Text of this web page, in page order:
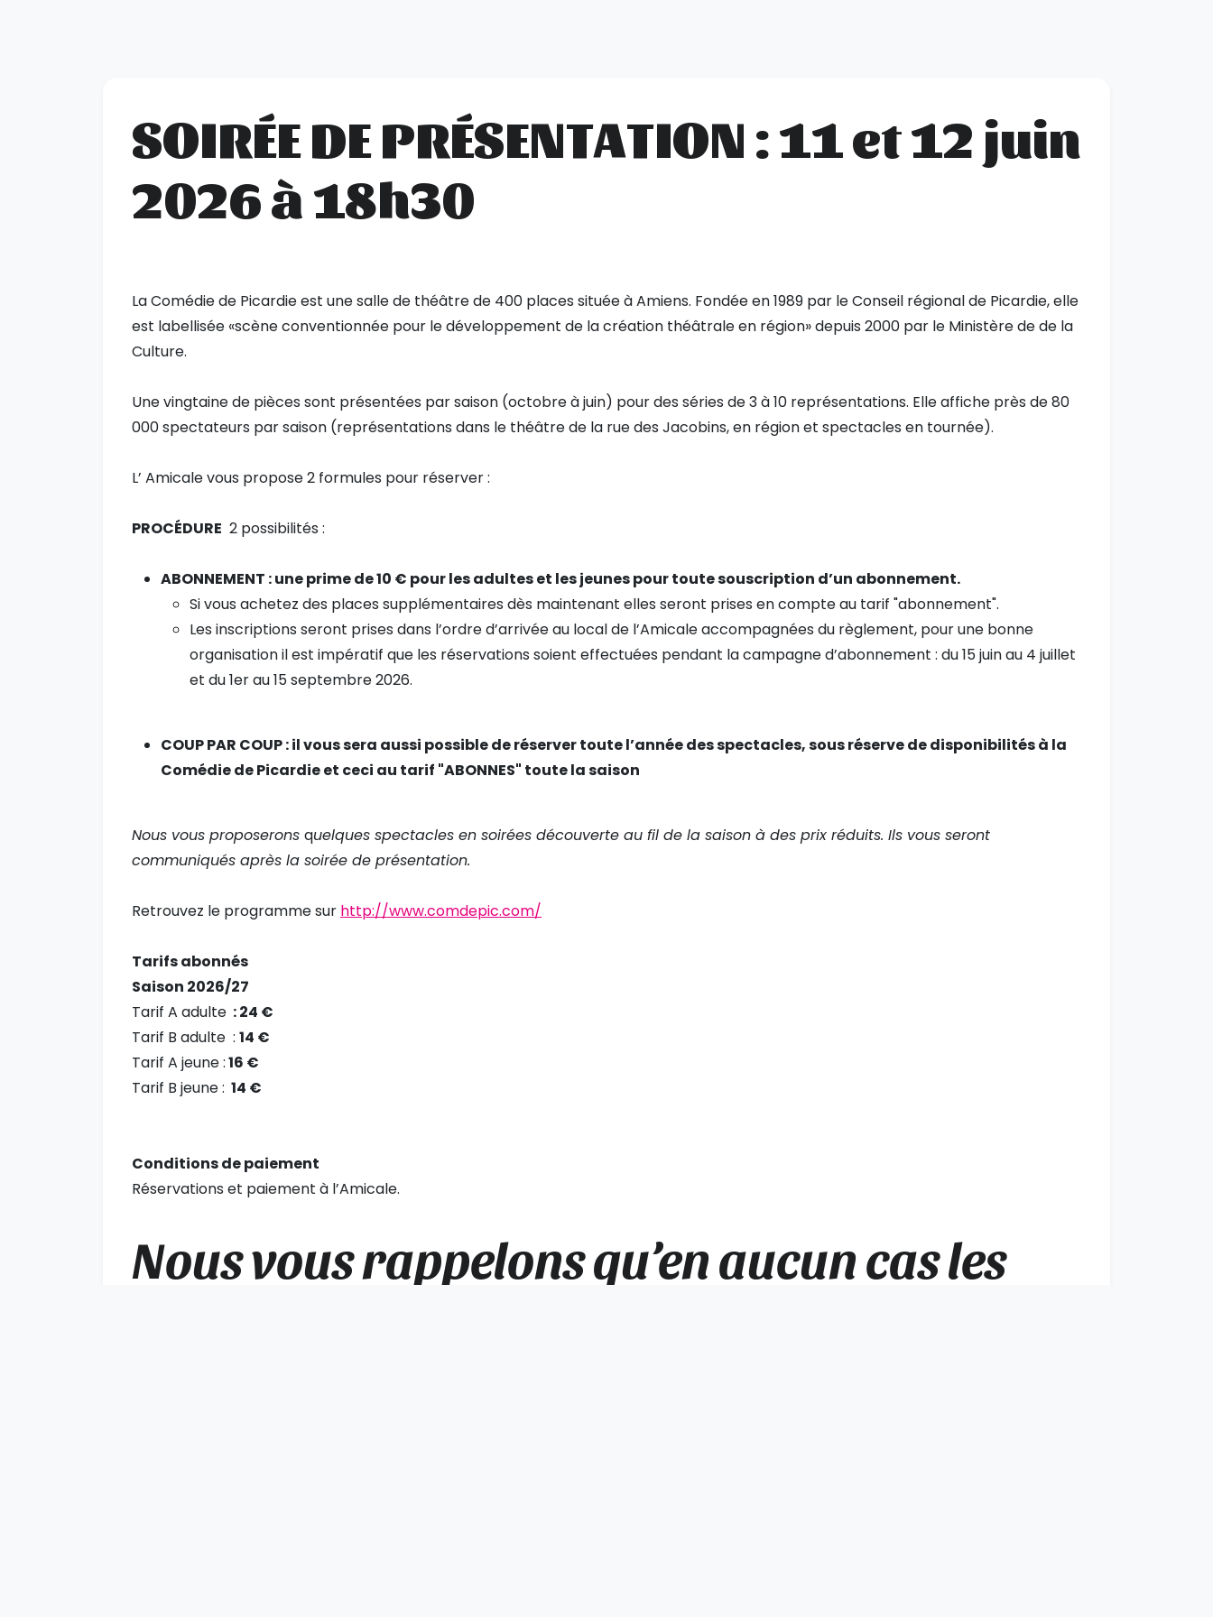
SOIRÉE DE PRÉSENTATION : 11 et 12 juin
2026 à 18h30
La Comédie de Picardie est une salle de théâtre de 400 places située à Amiens. Fondée en 1989 par le Conseil régional de Picardie, elle
est labellisée «scène conventionnée pour le développement de la création théâtrale en région» depuis 2000 par le Ministère de de la
Culture.
Une vingtaine de pièces sont présentées par saison (octobre à juin) pour des séries de 3 à 10 représentations. Elle affiche près de 80
000 spectateurs par saison (représentations dans le théâtre de la rue des Jacobins, en région et spectacles en tournée).
L’ Amicale vous propose 2 formules pour réserver :
PROCÉDURE 2 possibilités :
ABONNEMENT : une prime de 10 € pour les adultes et les jeunes pour toute souscription d’un abonnement.
Si vous achetez des places supplémentaires dès maintenant elles seront prises en compte au tarif "abonnement".
Les inscriptions seront prises dans l’ordre d’arrivée au local de l’Amicale accompagnées du règlement, pour une bonne
organisation il est impératif que les réservations soient effectuées pendant la campagne d’abonnement : du 15 juin au 4 juillet
et du 1er au 15 septembre 2026.
COUP PAR COUP : il vous sera aussi possible de réserver toute l’année des spectacles, sous réserve de disponibilités à la
Comédie de Picardie et ceci au tarif "ABONNES" toute la saison
Nous vous proposerons quelques spectacles en soirées découverte au fil de la saison à des prix réduits. Ils vous seront
communiqués après la soirée de présentation.
Retrouvez le programme sur http://www.comdepic.com/
Tarifs abonnés
Saison 2026/27
Tarif A adulte : 24 €
Tarif B adulte : 14 €
Tarif A jeune :16 €
Tarif B jeune : 14 €
Conditions de paiement
Réservations et paiement à l’Amicale.
Nous vous rappelons qu’en aucun cas les